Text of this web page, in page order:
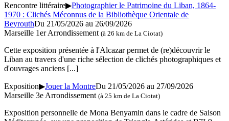
Rencontre littéraire▶Photographier le Patrimoine du Liban, 1864-
1970 : Clichés Méconnus de la Bibliothèque Orientale de
BeyrouthDu 21/05/2026 au 26/09/2026
Marseille 1er Arrondissement (à 26 km de La Ciotat)
Cette exposition présentée à l'Alcazar permet de (re)découvrir le
Liban au travers d'une riche sélection de clichés photographiques et
d'ouvrages anciens [...]
Exposition▶Jouer la MontreDu 21/05/2026 au 27/09/2026
Marseille 3e Arrondissement (à 25 km de La Ciotat)
Exposition personnelle de Mona Benyamin dans le cadre de Saison